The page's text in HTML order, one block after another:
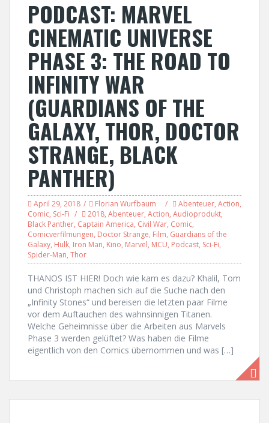
PODCAST: MARVEL
CINEMATIC UNIVERSE
PHASE 3: THE ROAD TO
INFINITY WAR
(GUARDIANS OF THE
GALAXY, THOR, DOCTOR
STRANGE, BLACK
PANTHER)
April 29, 2018 Florian Wurfbaum Abenteuer, Action,
Comic, Sci-Fi 2018, Abenteuer, Action, Audioprodukt,
Black Panther, Captain America, Civil War, Comic,
Comicverfilmungen, Doctor Strange, Film, Guardians of the
Galaxy, Hulk, Iron Man, Kino, Marvel, MCU, Podcast, Sci-Fi,
Spider-Man, Thor
THANOS IST HIER! Doch wie kam es dazu? Khalil, Tom
und Christoph machen sich auf die Suche nach den
„Infinity Stones“ und bereisen die letzten paar Filme
vor dem Auftauchen des wahnsinnigen Titanen.
Welche Geheimnisse über die Arbeiten aus Marvels
Phase 3 werden gelüftet? Was haben die Filme
eigentlich von den Comics übernommen und was […]